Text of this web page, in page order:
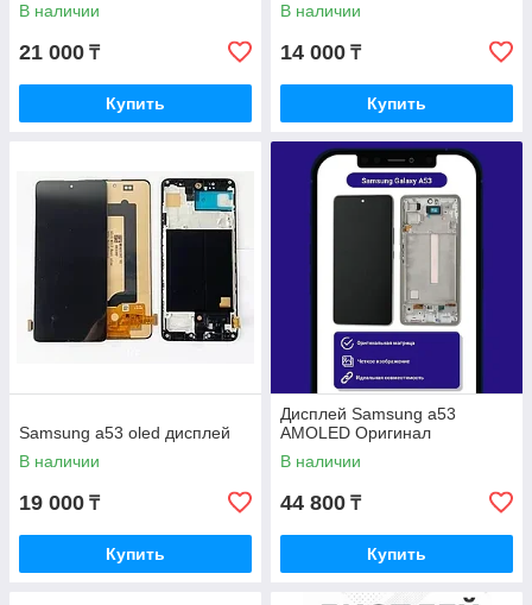
В наличии
21 000 ₸
Купить
В наличии
14 000 ₸
Купить
Samsung а53 oled дисплей
В наличии
19 000 ₸
Купить
Дисплей Samsung а53
AMOLED Оригинал
В наличии
44 800 ₸
Купить